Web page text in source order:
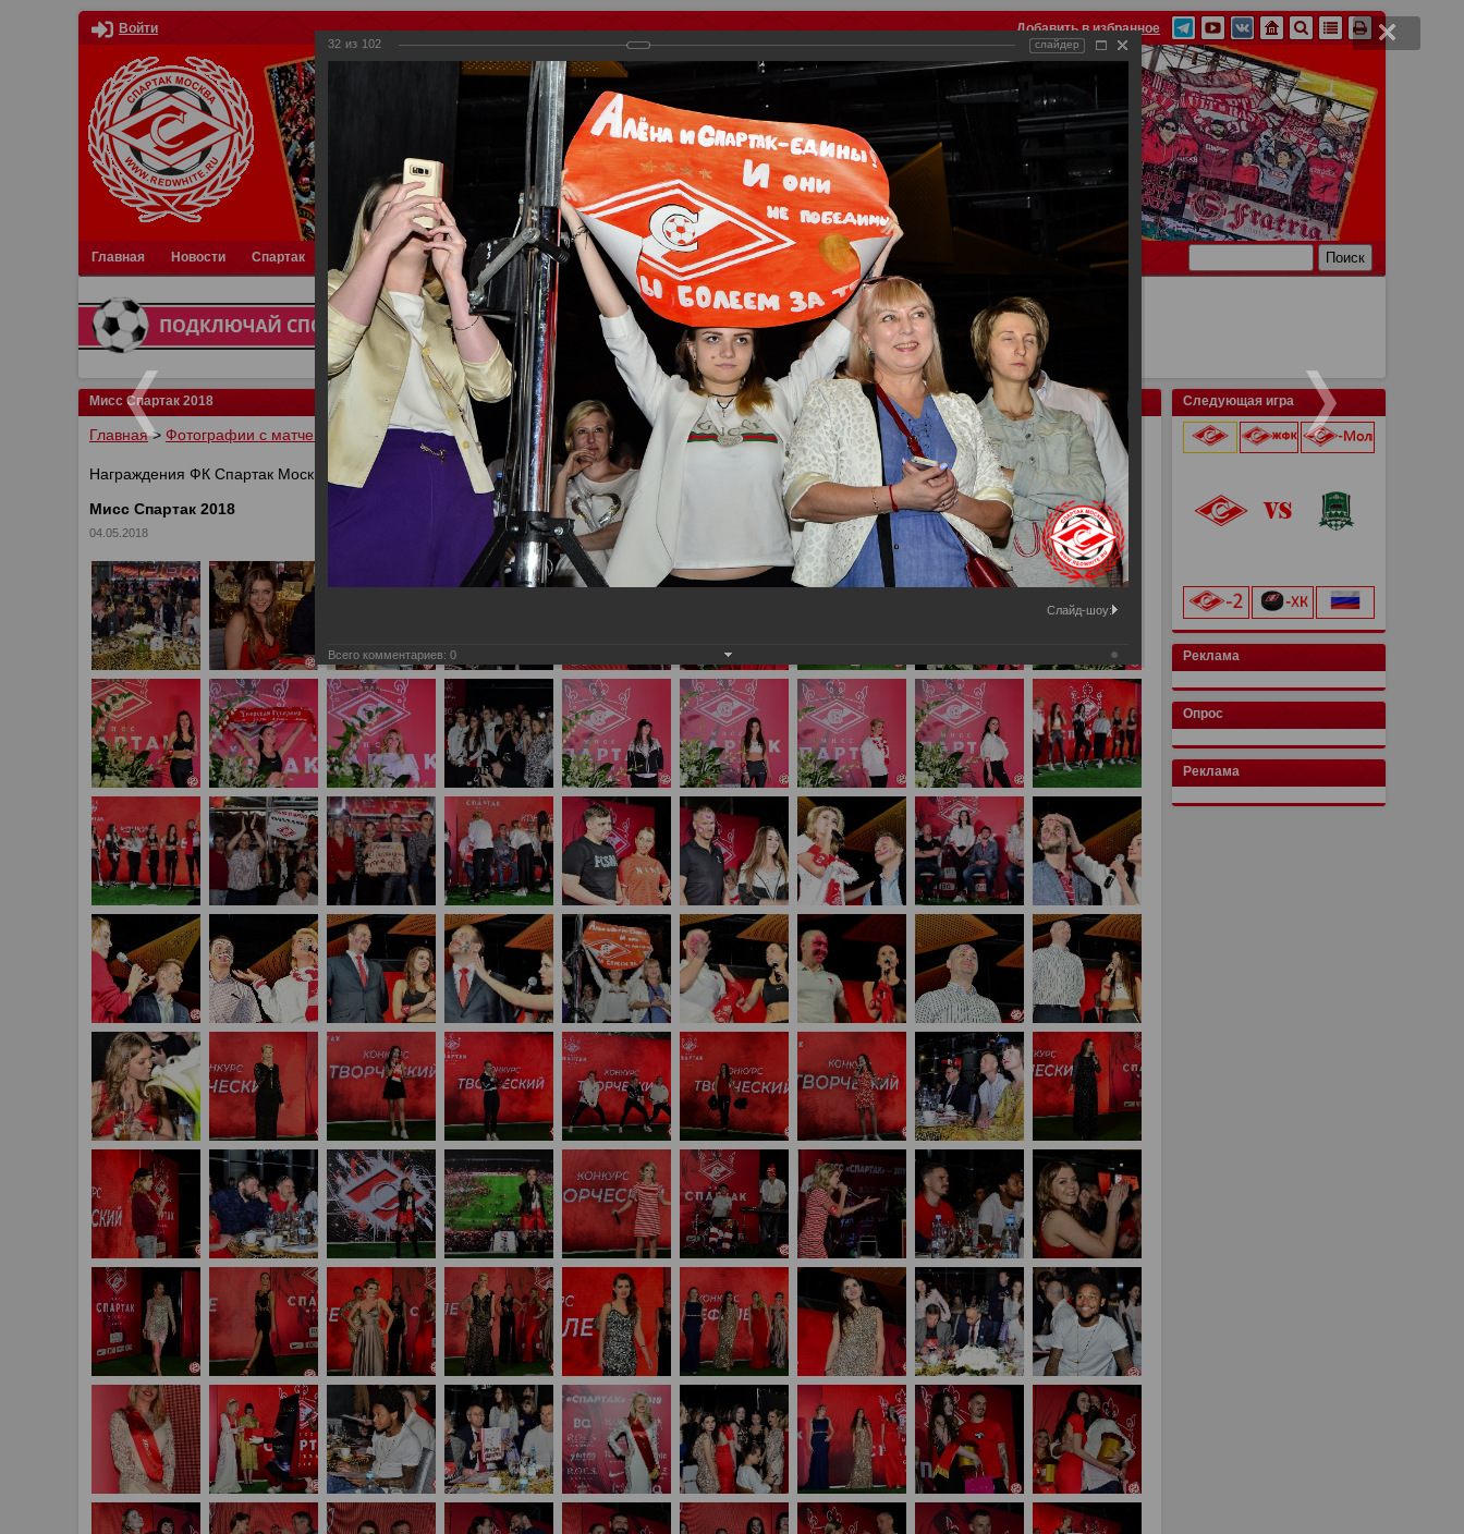
Войти Добавить в избранное
Главная Новости Спартак Турниры Фотки Отчеты Видео Фанату Стадионы О футболе КБ Форум Связь
Мисс Спартак 2018
Главная> Фотографии с матчей Спартака, Сборной Росиии >Награждения >Сезон 2018>Мисс Спартак 2018
Награждения ФК Спартак Москва
Мисс Спартак 2018
04.05.2018
Следующая игра
Реклама
Опрос
Реклама
32 из 102 слайдер
Слайд-шоу:
Всего комментариев: 0